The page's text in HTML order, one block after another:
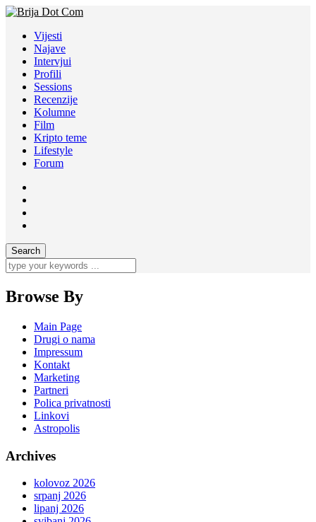
Vijesti
Najave
Intervjui
Profili
Sessions
Recenzije
Kolumne
Film
Kripto teme
Lifestyle
Forum
Browse By
Main Page
Drugi o nama
Impressum
Kontakt
Marketing
Partneri
Polica privatnosti
Linkovi
Astropolis
Archives
kolovoz 2026
srpanj 2026
lipanj 2026